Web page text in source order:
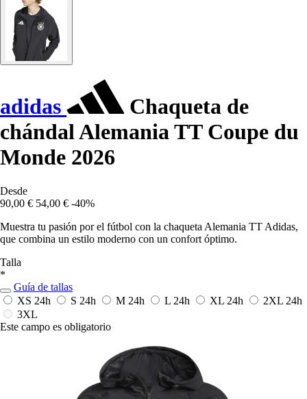
adidas
Chaqueta de
chándal Alemania TT Coupe du
Monde 2026
Desde
90,00 € 54,00 € -40%
Muestra tu pasión por el fútbol con la chaqueta Alemania TT Adidas,
que combina un estilo moderno con un confort óptimo.
Talla
*
Guía de tallas
XS 24h S 24h M 24h L 24h XL 24h 2XL 24h
3XL
Este campo es obligatorio